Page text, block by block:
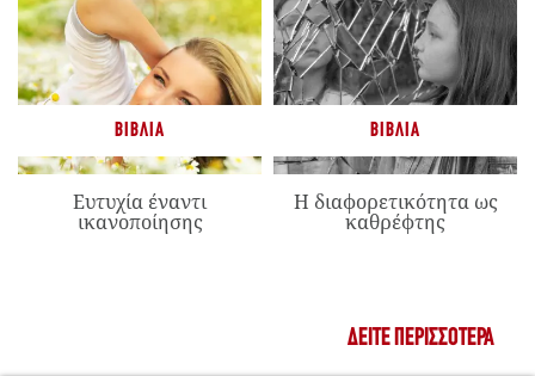
ΒΙΒΛΊΑ
Ευτυχία έναντι
ικανοποίησης
ΒΙΒΛΊΑ
Η διαφορετικότητα ως
καθρέφτης
ΔΕΊΤΕ ΠΕΡΙΣΣΌΤΕΡΑ